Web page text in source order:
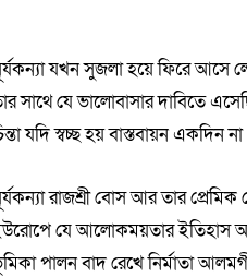
যখন সুজলা হয়ে ফিরে আসে
সাথে যে ভালোবাসার দাবিতে
যদি স্বচ্ছ হয় বাস্তবায়ন
রাজশ্রী বোস আর তার
যে আলোকময়তার ইতিহাস
পালন বাদ রেখে নির্মাতা